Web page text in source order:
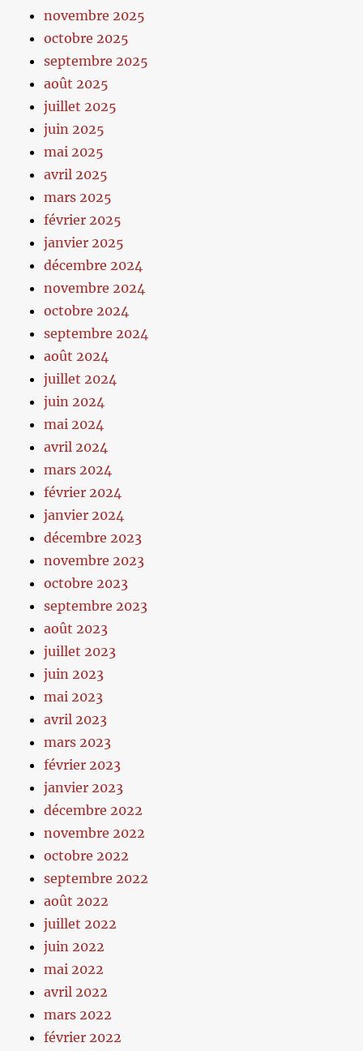
novembre 2025
octobre 2025
septembre 2025
août 2025
juillet 2025
juin 2025
mai 2025
avril 2025
mars 2025
février 2025
janvier 2025
décembre 2024
novembre 2024
octobre 2024
septembre 2024
août 2024
juillet 2024
juin 2024
mai 2024
avril 2024
mars 2024
février 2024
janvier 2024
décembre 2023
novembre 2023
octobre 2023
septembre 2023
août 2023
juillet 2023
juin 2023
mai 2023
avril 2023
mars 2023
février 2023
janvier 2023
décembre 2022
novembre 2022
octobre 2022
septembre 2022
août 2022
juillet 2022
juin 2022
mai 2022
avril 2022
mars 2022
février 2022